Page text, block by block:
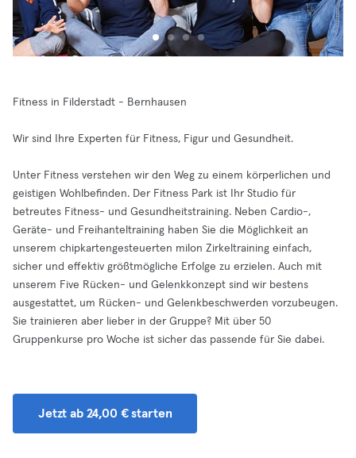
Fitness in Filderstadt - Bernhausen
Wir sind Ihre Experten für Fitness, Figur und Gesundheit.
Unter Fitness verstehen wir den Weg zu einem körperlichen und
geistigen Wohlbefinden. Der Fitness Park ist Ihr Studio für
betreutes Fitness- und Gesundheitstraining. Neben Cardio-,
Geräte- und Freihanteltraining haben Sie die Möglichkeit an
unserem chipkartengesteuerten milon Zirkeltraining einfach,
sicher und effektiv größtmögliche Erfolge zu erzielen. Auch mit
unserem Five Rücken- und Gelenkkonzept sind wir bestens
ausgestattet, um Rücken- und Gelenkbeschwerden vorzubeugen.
Sie trainieren aber lieber in der Gruppe? Mit über 50
Gruppenkurse pro Woche ist sicher das passende für Sie dabei.
Jetzt ab 24,00 € starten